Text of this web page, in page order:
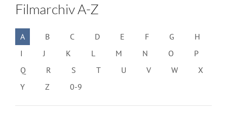
Filmarchiv A-Z
A B C D E F G
H
I
J K L M N O
P
Q
R S T U V W
X
Y
Z 0-9